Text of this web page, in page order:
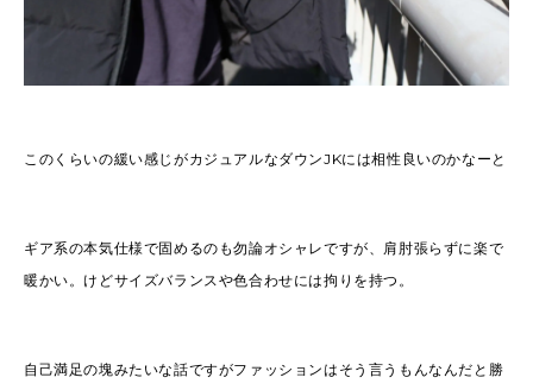
このくらいの緩い感じがカジュアルなダウンJKには相性良いのかなーと
ギア系の本気仕様で固めるのも勿論オシャレですが、肩肘張らずに楽で
暖かい。けどサイズバランスや色合わせには拘りを持つ。
自己満足の塊みたいな話ですがファッションはそう言うもんなんだと勝